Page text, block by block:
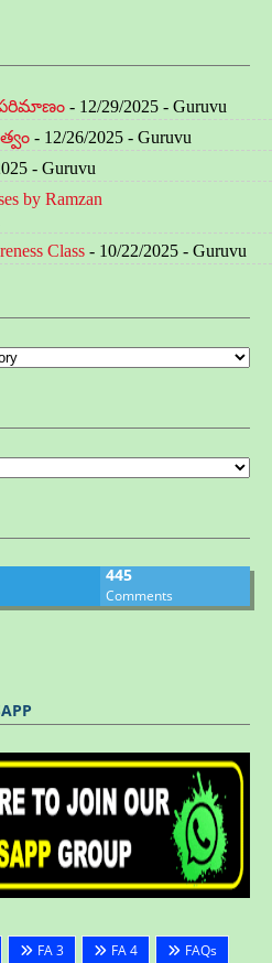
పరిమాణం - 12/29/2025 - Guruvu
- 12/26/2025 - Guruvu
- Guruvu
by Ramzan
Class - 10/22/2025 - Guruvu
445
Comments
FA 3 FA 4 FAQs